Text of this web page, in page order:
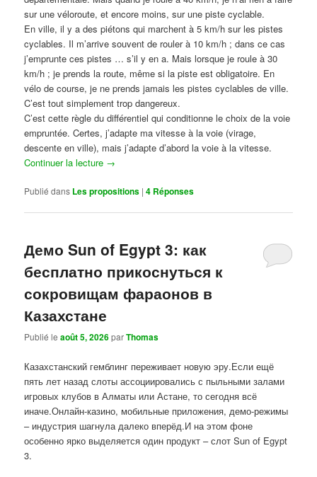
sur une véloroute, et encore moins, sur une piste cyclable.
En ville, il y a des piétons qui marchent à 5 km/h sur les pistes
cyclables. Il m’arrive souvent de rouler à 10 km/h ; dans ce cas
j’emprunte ces pistes … s’il y en a. Mais lorsque je roule à 30
km/h ; je prends la route, même si la piste est obligatoire. En
vélo de course, je ne prends jamais les pistes cyclables de ville.
C’est tout simplement trop dangereux.
C’est cette règle du différentiel qui conditionne le choix de la voie
empruntée. Certes, j’adapte ma vitesse à la voie (virage,
descente en ville), mais j’adapte d’abord la voie à la vitesse.
Continuer la lecture →
Publié dans Les propositions |4 Réponses
Демо Sun of Egypt 3: как
бесплатно прикоснуться к
сокровищам фараонов в
Казахстане
Publié leaoût 5, 2026parThomas
Казахстанский гемблинг переживает новую эру.Если ещё
пять лет назад слоты ассоциировались с пыльными залами
игровых клубов в Алматы или Астане, то сегодня всё
иначе.Онлайн-казино, мобильные приложения, демо-режимы
– индустрия шагнула далеко вперёд.И на этом фоне
особенно ярко выделяется один продукт – слот Sun of Egypt
3.